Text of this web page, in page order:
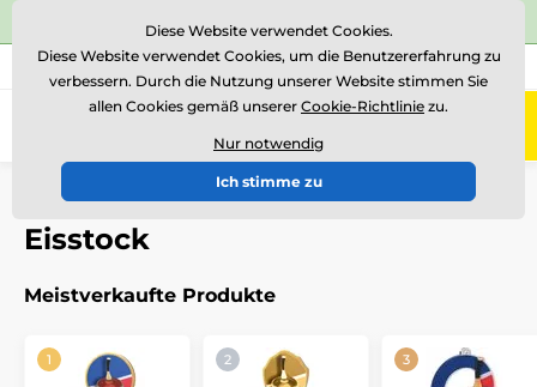
⭐Siehe 504 verifizierte Bewertungen auf
Rufen Sie uns an (Mo-Fr 15-18) +43 676 361 37 22
0
Einführung Auszeichnungen nach Thema
Eisstock
Meistverkaufte Produkte
Diese Website verwendet Cookies.
Diese Website verwendet Cookies, um die Benutzererfahrung zu
verbessern. Durch die Nutzung unserer Website stimmen Sie
allen Cookies gemäß unserer Cookie-Richtlinie zu.
Nur notwendig
Ich stimme zu